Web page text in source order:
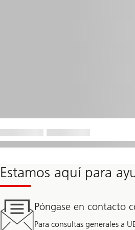
Estamos aquí para
Póngase en contacto
Para consultas generales a